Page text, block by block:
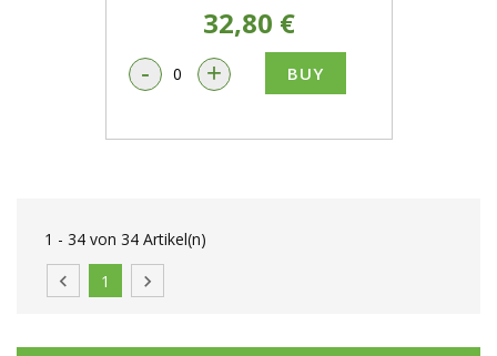
32,80 €
- + BUY
1 - 34 von 34 Artikel(n)
 1 